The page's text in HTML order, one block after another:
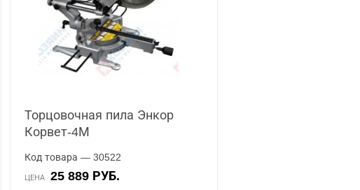
Торцовочная пила Энкор
Корвет-4М
Код товара — 30522
ЦЕНА 25 889 РУБ.